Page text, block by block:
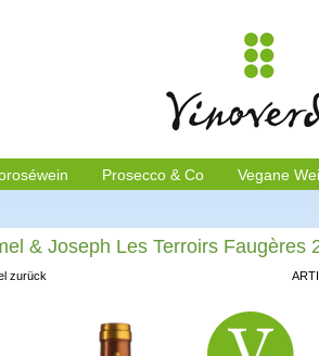
Prosecco & Co Vegane
& Joseph Les Terroirs Faugères
zurück